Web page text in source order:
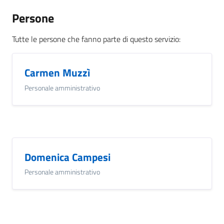
Persone
Tutte le persone che fanno parte di questo servizio:
Carmen Muzzì
Personale amministrativo
Domenica Campesi
Personale amministrativo